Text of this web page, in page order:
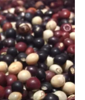
的小灌木形式，零
域，葉子毛茸茸、
花成對生長、團團
滿後逐漸枯萎，正
樹豆知名度並履踐
民部落幾乎都視樹
、卑南族、排灣族
地人並不認